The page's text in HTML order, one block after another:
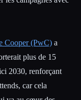
Cooper (PwC) a
plus de 15
2030, renforçant
car cela